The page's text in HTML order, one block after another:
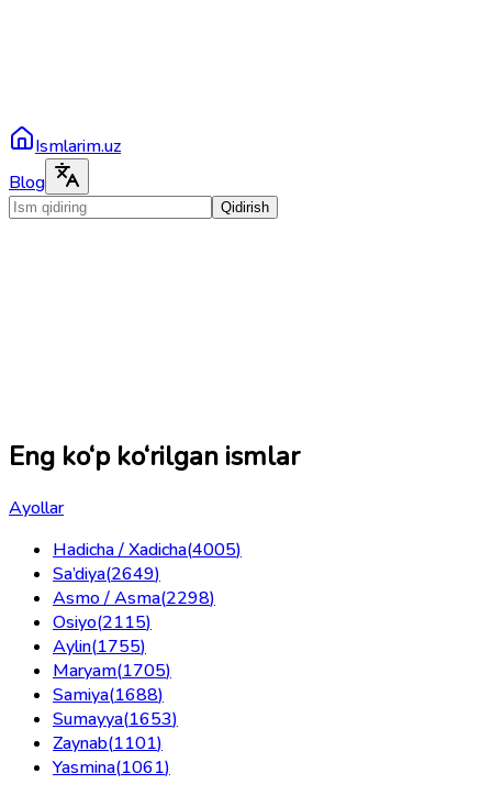
Ismlarim.uz
Blog
Qidirish
Eng ko‘p ko‘rilgan ismlar
Ayollar
Hadicha / Xadicha(4005)
Sa’diya(2649)
Asmo / Asma(2298)
Osiyo(2115)
Aylin(1755)
Maryam(1705)
Samiya(1688)
Sumayya(1653)
Zaynab(1101)
Yasmina(1061)